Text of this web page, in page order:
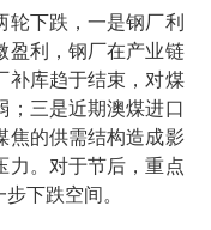
下跌，一是钢厂利
盈利，钢厂在产业链
补库趋于结束，对煤
；三是近期澳煤进口
焦的供需结构造成影
力。对于节后，重点
下跌空间。